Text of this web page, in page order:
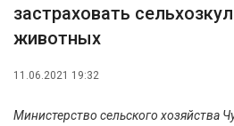
застраховать
животных
11.06.2021 19:32
Министерство сельского хозяйства